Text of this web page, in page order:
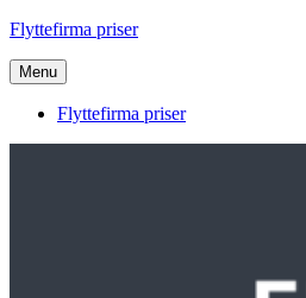
Videre
indhold
Flyttefirma priser
Menu
Flyttefirma priser